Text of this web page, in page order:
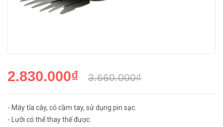
2.830.000₫ 3.660.000₫
- Máy tỉa cây, cỏ cầm tay, sử dụng pin sạc.
- Lưỡi có thể thay thế được.